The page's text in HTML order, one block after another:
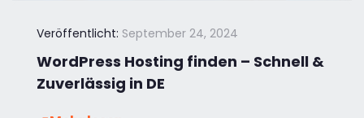
Veröffentlicht: September 24, 2024
WordPress Hosting finden – Schnell &
Zuverlässig in DE